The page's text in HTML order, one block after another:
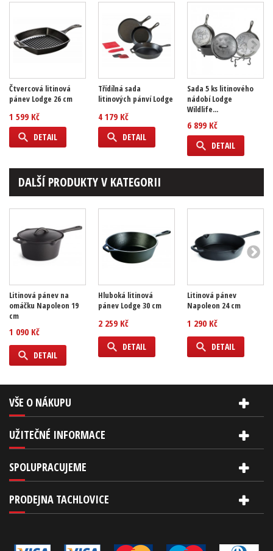
Čtvercová litinová
pánev Lodge 26 cm
1 599 Kč
DETAIL
Třídílná sada
litinových pánví Lodge
4 179 Kč
DETAIL
Sada 5 ks litinového
nádobí Lodge
Wildlife...
6 899 Kč
DETAIL
DALŠÍ PRODUKTY V KATEGORII
Litinová pánev na
omáčku Napoleon 19
cm
1 090 Kč
DETAIL
Hluboká litinová
pánev Lodge 30 cm
2 259 Kč
DETAIL
Litinová pánev
Napoleon 24 cm
1 290 Kč
DETAIL
VŠE O NÁKUPU
UŽITEČNÉ INFORMACE
SPOLUPRACUJEME
PRODEJNA TACHLOVICE